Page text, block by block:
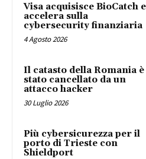
Visa acquisisce BioCatch e
accelera sulla
cybersecurity finanziaria
4 Agosto 2026
Il catasto della Romania è
stato cancellato da un
attacco hacker
30 Luglio 2026
Più cybersicurezza per il
porto di Trieste con
Shieldport